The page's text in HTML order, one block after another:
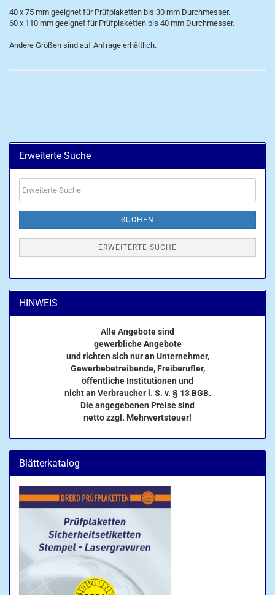
40 x 75 mm geeignet für Prüfplaketten bis 30 mm Durchmesser.
60 x 110 mm geeignet für Prüfplaketten bis 40 mm Durchmesser.
Andere Größen sind auf Anfrage erhältlich.
Erweiterte Suche
Suche
SUCHEN
ERWEITERTE SUCHE
HINWEIS
Alle Angebote sind
gewerbliche Angebote
und richten sich nur an Unternehmer,
Gewerbebetreibende, Freiberufler,
öffentliche Institutionen und
nicht an Verbraucher i. S. v. § 13 BGB.
Die angegebenen Preise sind
netto zzgl. Mehrwertsteuer!
Blätterkatalog